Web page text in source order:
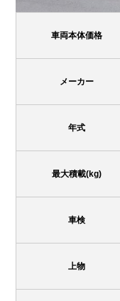
車両本体価格
メーカー
年式
最大積載(kg)
車検
上物